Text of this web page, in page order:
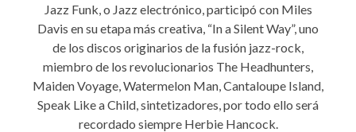
Jazz Funk, o Jazz electrónico, participó con Miles
Davis en su etapa más creativa, “In a Silent Way”, uno
de los discos originarios de la fusión jazz-rock,
miembro de los revolucionarios The Headhunters,
Maiden Voyage, Watermelon Man, Cantaloupe Island,
Speak Like a Child, sintetizadores, por todo ello será
recordado siempre Herbie Hancock.